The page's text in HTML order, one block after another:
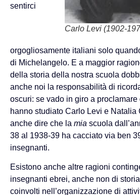
Carlo Levi (1902-
sentirci
orgogliosamente italiani solo
di Michelangelo. E a maggior
della storia della nostra scuola
anche noi la responsabilità di
oscuri: se vado in giro a proclamare
hanno studiato Carlo Levi e Natalia
anche dire che la mia scuola
38 al 1938-39 ha cacciato via ben
insegnanti.
Esistono anche altre ragioni
insegnanti ebrei, anche non di
coinvolti nell’organizzazione di